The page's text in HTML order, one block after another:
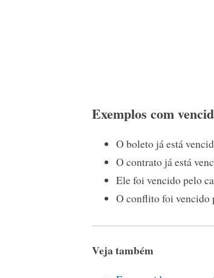
Exemplos com
O boleto já está
O contrato já está
Ele foi vencido pelo
O conflito foi vencido
Veja também